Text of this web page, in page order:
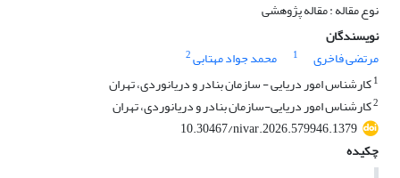
نوع مقاله : مقاله پژوهشی
نویسندگان
مرتضی فاخری
1 محمد جواد مهتابی2
1کارشناس امور دریایی - سازمان بنادر و دریانوردی، تهران
2کارشناس امور دریایی-سازمان بنادر و دریانوردی، تهران
10.30467/nivar.2026.579946.1379
چکیده